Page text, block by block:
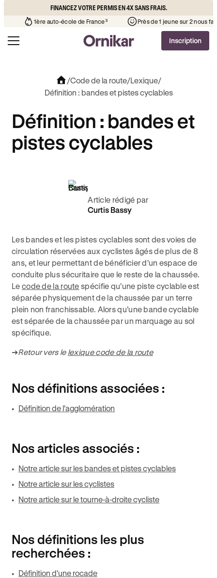
FINANCEZ VOTRE PERMIS EN 4X SANS FRAIS.
que l’auto-école de votre quartier¹ 1ère auto-école de France³
Inscription
/Code de la route/Lexique/
Définition : bandes et pistes cyclables
Définition : bandes et
pistes cyclables
Article rédigé par
Curtis Bassy
Les bandes et les pistes cyclables sont des voies de
circulation réservées aux cyclistes âgés de plus de 8
ans, et leur permettant de bénéficier d'un espace de
conduite plus sécuritaire que le reste de la chaussée.
Le code de la route spécifie qu'une piste cyclable est
séparée physiquement de la chaussée par un terre
plein non franchissable. Alors qu’une bande cyclable
est séparée de la chaussée par un marquage au sol
spécifique.
➔Retour vers le lexique code de la route
Nos définitions associées :
Définition de l'agglomération
Nos articles associés :
Notre article sur les bandes et pistes cyclables
Notre article sur les cyclistes
Notre article sur le tourne-à-droite cycliste
Nos définitions les plus
recherchées :
Définition d'une rocade